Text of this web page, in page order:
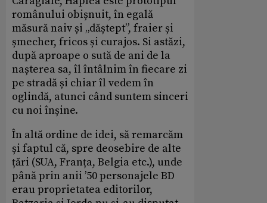
românului obișnuit, în egală
măsură naiv și „dăștept”, fraier și
șmecher, fricos și curajos. Si astăzi,
după aproape o sută de ani de la
nașterea sa, îl întâlnim în fiecare zi
pe stradă și chiar îl vedem în
oglindă, atunci când suntem sinceri
cu noi înșine.
În altă ordine de idei, să remarcăm
și faptul că, spre deosebire de alte
țări (SUA, Franța, Belgia etc.), unde
până prin anii ’50 personajele BD
erau proprietatea editorilor,